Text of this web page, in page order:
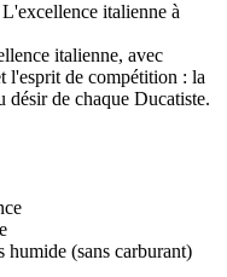
italienne à
italienne, avec
l'esprit de compétition : la
désir de chaque Ducatiste.
humide (sans carburant)